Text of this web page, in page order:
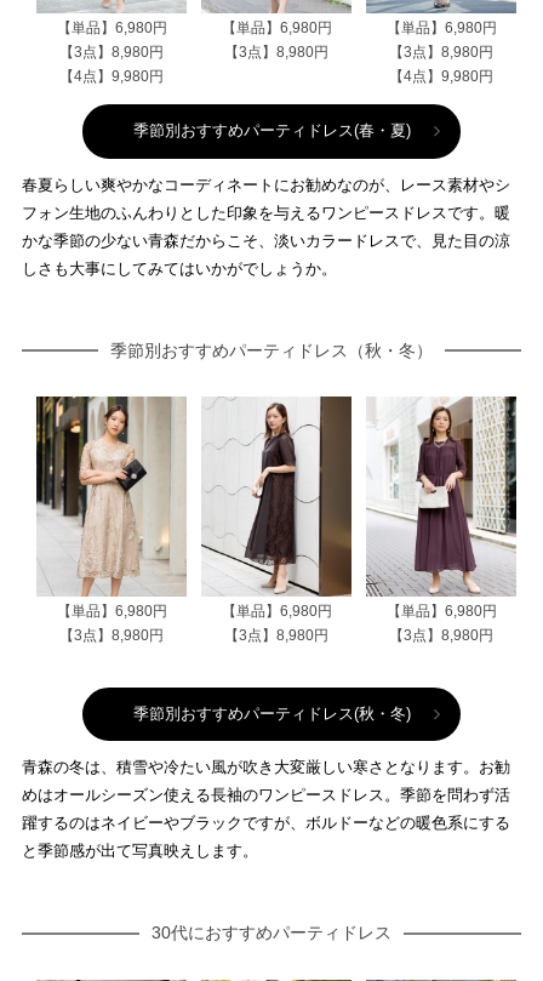
【単品】6,980円
【3点】8,980円
【4点】9,980円
【単品】6,980円
【3点】8,980円
【単品】6,980円
【3点】8,980円
【4点】9,980円
季節別おすすめパーティドレス(春・夏)
春夏らしい爽やかなコーディネートにお勧めなのが、レース素材やシ
フォン生地のふんわりとした印象を与えるワンピースドレスです。暖
かな季節の少ない青森だからこそ、淡いカラードレスで、見た目の涼
しさも大事にしてみてはいかがでしょうか。
季節別おすすめパーティドレス（秋・冬）
【単品】6,980円
【3点】8,980円
【単品】6,980円
【3点】8,980円
【単品】6,980円
【3点】8,980円
季節別おすすめパーティドレス(秋・冬)
青森の冬は、積雪や冷たい風が吹き大変厳しい寒さとなります。お勧
めはオールシーズン使える長袖のワンピースドレス。季節を問わず活
躍するのはネイビーやブラックですが、ボルドーなどの暖色系にする
と季節感が出て写真映えします。
30代におすすめパーティドレス